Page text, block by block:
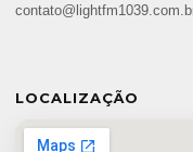
LOCALIZAÇÃO